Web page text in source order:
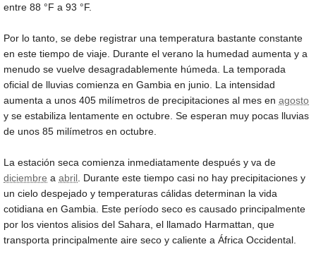
entre 88 °F a 93 °F.
Por lo tanto, se debe registrar una temperatura bastante constante
en este tiempo de viaje. Durante el verano la humedad aumenta y a
menudo se vuelve desagradablemente húmeda. La temporada
oficial de lluvias comienza en Gambia en junio. La intensidad
aumenta a unos 405 milímetros de precipitaciones al mes en agosto
y se estabiliza lentamente en octubre. Se esperan muy pocas lluvias
de unos 85 milímetros en octubre.
La estación seca comienza inmediatamente después y va de
diciembre a abril . Durante este tiempo casi no hay precipitaciones y
un cielo despejado y temperaturas cálidas determinan la vida
cotidiana en Gambia. Este período seco es causado principalmente
por los vientos alisios del Sahara, el llamado Harmattan, que
transporta principalmente aire seco y caliente a África Occidental.